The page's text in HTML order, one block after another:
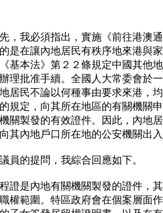
我必須指出，實施《前往港澳通
是在讓內地居民有秩序地來港與
基本法》第２２條規定中國其他
理批准手續。全國人大常委會於
居民不論以何種事由要求來港，
規定，向其所在地區的有關機關
關製發的有效證件。因此，內地
其內地戶口所在地的公安機關出
的提問，我綜合回應如下。
是內地有關機關製發的證件，其
權範圍。特區政府會在個案層面